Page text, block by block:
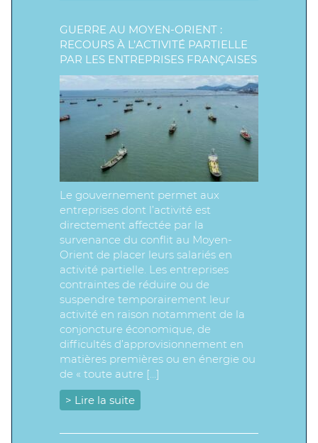
GUERRE AU MOYEN-ORIENT :
RECOURS À L’ACTIVITÉ PARTIELLE
PAR LES ENTREPRISES FRANÇAISES
Le gouvernement permet aux
entreprises dont l’activité est
directement affectée par la
survenance du conflit au Moyen-
Orient de placer leurs salariés en
activité partielle. Les entreprises
contraintes de réduire ou de
suspendre temporairement leur
activité en raison notamment de la
conjoncture économique, de
difficultés d’approvisionnement en
matières premières ou en énergie ou
de « toute autre […]
> Lire la suite